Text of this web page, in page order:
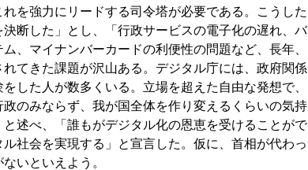
を強力にリードする司令塔が必要である。こうした
断した」とし、「行政サービスの電子化の遅れ、バ
、マイナンバーカードの利便性の問題など、長年、
てきた課題が沢山ある。デジタル庁には、政府関係
した人が数多くいる。立場を超えた自由な発想で、
のみならず、我が国全体を作り変えるくらいの気持
述べ、「誰もがデジタル化の恩恵を受けることがで
社会を実現する」と宣言した。仮に、首相が代わっ
いといえよう。